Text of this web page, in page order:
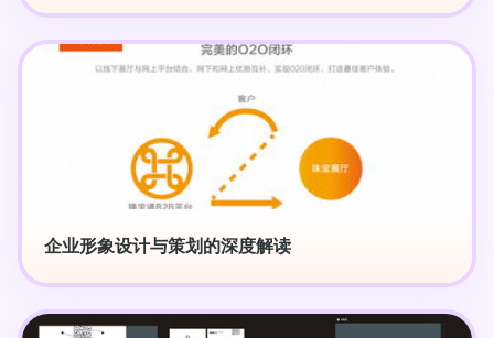
企业形象设计与策划的深度解读